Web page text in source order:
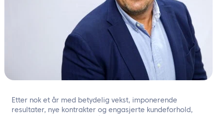
Etter nok et år med betydelig vekst, imponerende
resultater, nye kontrakter og engasjerte kundeforhold,